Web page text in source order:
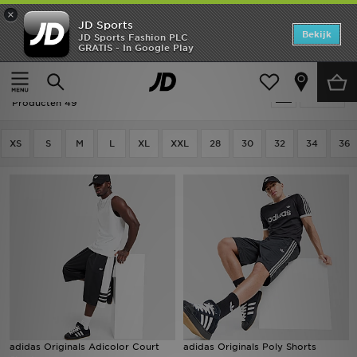
×
JD Sports
JD Sports Fashion PLC
GRATIS - In Google Play
Bekijk
Thuis
Heren Herenkleding Shorts
Heren - Adidas Shorts
Producten 49
XS S M L XL XXL 28 30 32 34 36
adidas Originals Adicolor Court
adidas Originals Poly Shorts
Home
Offers
New In